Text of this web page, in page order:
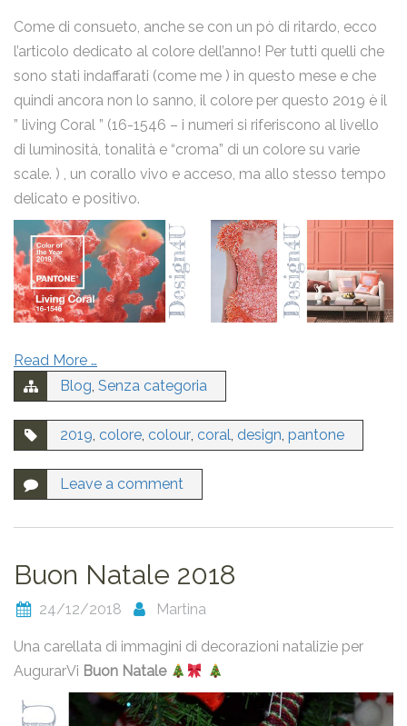
Come di consueto, anche se con un pò di ritardo, ecco
l’articolo dedicato al colore dell’anno! Per tutti quelli che
sono stati indaffarati (come me ) in questo mese e che
quindi ancora non lo sanno, il colore per questo 2019 è il
” living Coral ” (16-1546 – i numeri si riferiscono al livello
di luminosità, tonalità e “croma” di un colore su varie
scale. ) , un corallo vivo e acceso, ma allo stesso tempo
delicato e positivo.
Read More …
Blog, Senza categoria
2019, colore, colour, coral, design, pantone
Leave a comment
Buon Natale 2018
24/12/2018 Martina
Una carellata di immagini di decorazioni natalizie per
AugurarVi Buon Natale